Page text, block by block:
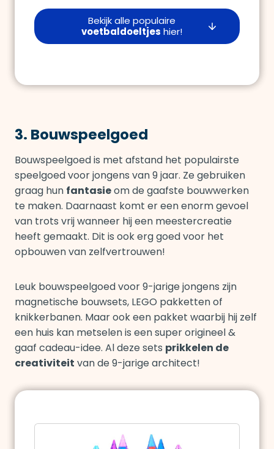
Bekijk alle populaire
voetbaldoeltjes hier!
3. Bouwspeelgoed
Bouwspeelgoed is met afstand het populairste
speelgoed voor jongens van 9 jaar. Ze gebruiken
graag hun fantasieom de gaafste bouwwerken
te maken. Daarnaast komt er een enorm gevoel
van trots vrij wanneer hij een meestercreatie
heeft gemaakt. Dit is ook erg goed voor het
opbouwen van zelfvertrouwen!
Leuk bouwspeelgoed voor 9-jarige jongens zijn
magnetische bouwsets, LEGO pakketten of
knikkerbanen. Maar ook een pakket waarbij hij zelf
een huis kan metselen is een super origineel &
gaaf cadeau-idee. Al deze sets prikkelen de
creativiteit van de 9-jarige architect!